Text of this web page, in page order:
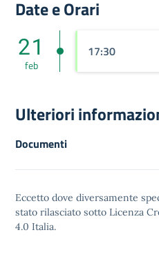
Date e Orari
21
feb
17:30
Ulteriori
Documenti
Eccetto dove diversamente
stato rilasciato sotto Licenza
4.0 Italia.